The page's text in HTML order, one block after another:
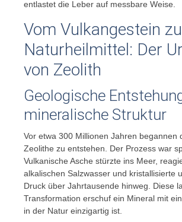
entlastet die Leber auf messbare Weise.
Vom Vulkangestein
Naturheilmittel: Der
von Zeolith
Geologische
mineralische Struktur
Vor etwa 300 Millionen Jahren begannen
Zeolithe zu entstehen. Der Prozess war
Vulkanische Asche stürzte ins Meer,
alkalischen Salzwasser und kristallisierte
Druck über Jahrtausende hinweg. Diese
Transformation erschuf ein Mineral mit
in der Natur einzigartig ist.